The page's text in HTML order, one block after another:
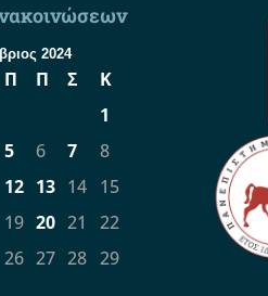
2024
Π Π Σ
Κ
1
5 6 7
8
12 13 14 15
19 20 21
22
26 27 28 29